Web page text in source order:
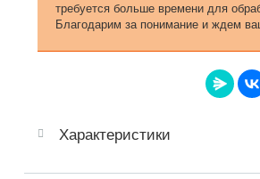
требуется больше времени для
Благодарим за понимание и ждем
Характеристики